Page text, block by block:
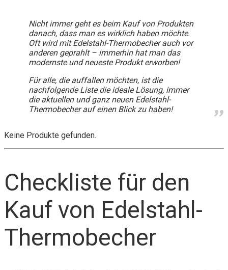
Nicht immer geht es beim Kauf von Produkten
danach, dass man es wirklich haben möchte.
Oft wird mit Edelstahl-Thermobecher auch vor
anderen geprahlt – immerhin hat man das
modernste und neueste Produkt erworben!
Für alle, die auffallen möchten, ist die
nachfolgende Liste die ideale Lösung, immer
die aktuellen und ganz neuen Edelstahl-
Thermobecher auf einen Blick zu haben!
Keine Produkte gefunden.
Checkliste für den
Kauf von Edelstahl-
Thermobecher